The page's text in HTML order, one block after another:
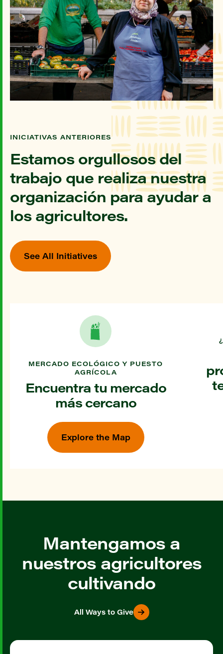
INICIATIVAS ANTERIORES
Estamos orgullosos del
trabajo que realiza nuestra
organización para ayudar a
los agricultores.
See All Initiatives
MERCADO ECOLÓGICO Y PUESTO
AGRÍCOLA
Encuentra tu mercado
más cercano
Explore the Map
Mantengamos a
nuestros agricultores
cultivando
All Ways to Give